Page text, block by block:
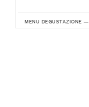
MENU DEGUSTAZIONE —